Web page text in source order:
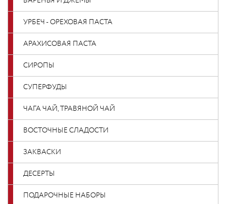
ОПТОВИКАМ
УРБЕЧ - ОРЕХОВАЯ ПАСТА
АРАХИСОВАЯ ПАСТА
СИРОПЫ
СУПЕРФУДЫ
ЧАГА ЧАЙ, ТРАВЯНОЙ ЧАЙ
ВОСТОЧНЫЕ СЛАДОСТИ
ЗАКВАСКИ
ДЕСЕРТЫ
ПОДАРОЧНЫЕ НАБОРЫ